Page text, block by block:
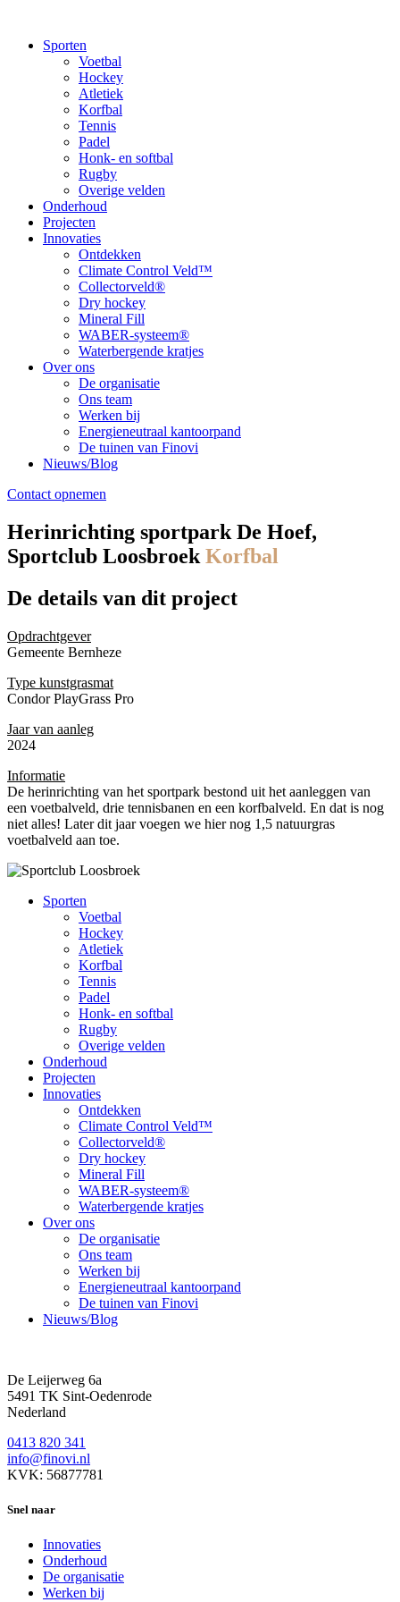
Sporten
Voetbal
Hockey
Atletiek
Korfbal
Tennis
Padel
Honk- en softbal
Rugby
Overige velden
Onderhoud
Projecten
Innovaties
Ontdekken
Climate Control Veld™
Collectorveld®
Dry hockey
Mineral Fill
WABER-systeem®
Waterbergende kratjes
Over ons
De organisatie
Ons team
Werken bij
Energieneutraal kantoorpand
De tuinen van Finovi
Nieuws/Blog
Contact opnemen
Herinrichting sportpark De Hoef,
Sportclub Loosbroek Korfbal
De details van dit project
Opdrachtgever
Gemeente Bernheze
Type kunstgrasmat
Condor PlayGrass Pro
Jaar van aanleg
2024
Informatie
De herinrichting van het sportpark bestond uit het aanleggen van
een voetbalveld, drie tennisbanen en een korfbalveld. En dat is nog
niet alles! Later dit jaar voegen we hier nog 1,5 natuurgras
voetbalveld aan toe.
Sporten
Voetbal
Hockey
Atletiek
Korfbal
Tennis
Padel
Honk- en softbal
Rugby
Overige velden
Onderhoud
Projecten
Innovaties
Ontdekken
Climate Control Veld™
Collectorveld®
Dry hockey
Mineral Fill
WABER-systeem®
Waterbergende kratjes
Over ons
De organisatie
Ons team
Werken bij
Energieneutraal kantoorpand
De tuinen van Finovi
Nieuws/Blog
De Leijerweg 6a
5491 TK Sint-Oedenrode
Nederland
0413 820 341
info@finovi.nl
KVK: 56877781
Snel naar
Innovaties
Onderhoud
De organisatie
Werken bij